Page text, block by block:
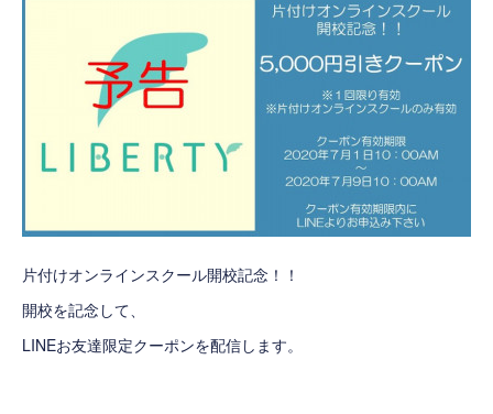
片付けオンラインスクール開校記念！！
開校を記念して、
LINEお友達限定クーポンを配信します。